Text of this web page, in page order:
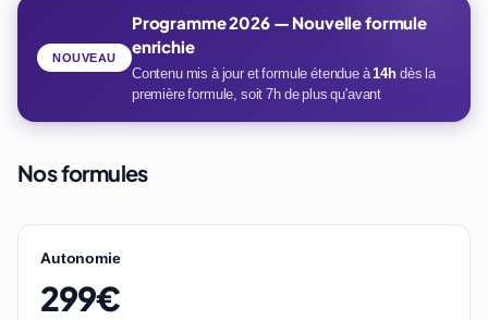
Programme 2026 — Nouvelle formule
enrichie
Contenu mis à jour et formule étendue à14hdès la
première formule, soit 7h de plus qu'avant
NOUVEAU
Nos formules
Autonomie
299€